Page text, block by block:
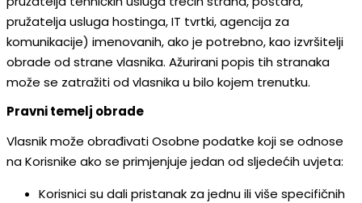
pružatelja usluga hostinga, IT tvrtki, agencija za
komunikacije) imenovanih, ako je potrebno, kao izvršitelji
obrade od strane vlasnika. Ažurirani popis tih stranaka
može se zatražiti od vlasnika u bilo kojem trenutku.
Pravni temelj obrade
Vlasnik može obrađivati Osobne podatke koji se odnose
na Korisnike ako se primjenjuje jedan od sljedećih uvjeta:
Korisnici su dali pristanak za jednu ili više specifičnih